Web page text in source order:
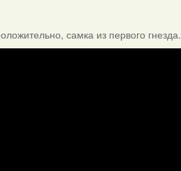
самка из первого гнезда.